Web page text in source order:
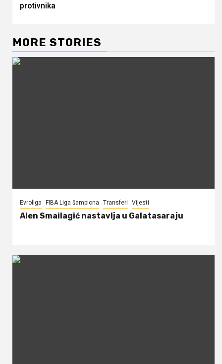
protivnika
MORE STORIES
Evroliga FIBA Liga šampiona Transferi Vijesti
Alen Smailagić nastavlja u Galatasaraju